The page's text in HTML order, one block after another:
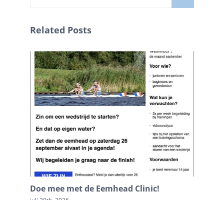
Related Posts
Doe mee met de Eemhead Clinic!